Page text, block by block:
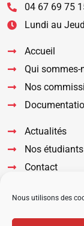
Nous utilisons des
04 67 69 75
Lundi au
Accueil
Qui sommes-
Nos
Actualités
Nos étudiants
Contact